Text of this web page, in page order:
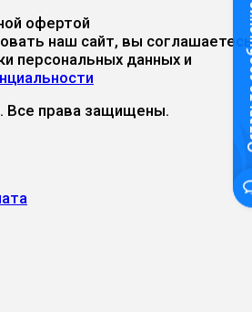
офертой
наш сайт, вы
персональных данных и
Все права защищены.